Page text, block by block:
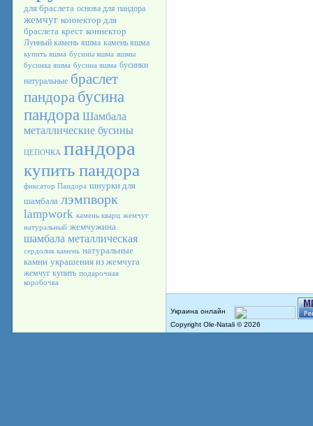
для браслета основа для пандора
жемчуг коннектор для
браслета крест коннектор
Лунный камень яшма камень яшма
купить яшма бусины яшма яшмы
бусинка яшма бусина яшма бусинки
натуральные браслет
пандора бусина
пандора Шамбала
металлические бусины
ЦЕПОЧКА пандора
купить пандора
фиксатор Пандора шнурки для
шамбала лэмпворк
lampwork камень кварц жемчуг
натуральный жемчужина
шамбала металлическая
сердолик камень натуральные
камни украшения из жемчуга
жемчуг купить подарочная
коробочка
Copyright Ole-Natali © 2026